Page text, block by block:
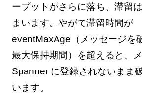
ープットがさらに落ち、滞留
まいます。やがて滞留時間が
eventMaxAge（メッセージを
最大保持期間）を超えると、
Spanner に登録されないまま
います。